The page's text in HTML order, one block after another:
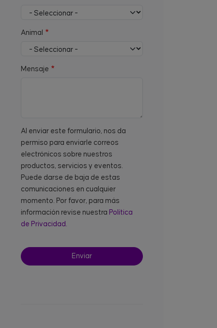
Animal
Mensaje
Al enviar este formulario, nos da
permiso para enviarle correos
electrónicos sobre nuestros
productos, servicios y eventos.
Puede darse de baja de estas
comunicaciones en cualquier
momento. Por favor, para más
información revise nuestra Política
de Privacidad.